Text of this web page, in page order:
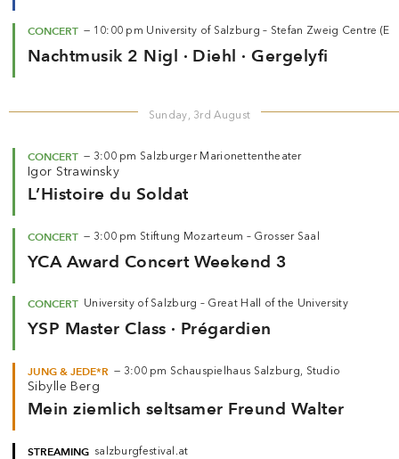
CONCERT — 10:00 pm University of Salzburg – Stefan Zweig Centre
Nachtmusik 2 Nigl · Diehl · Gergelyfi
Sunday, 3rd August
CONCERT — 3:00 pm Salzburger Marionettentheater
Igor Strawinsky
L’Histoire du Soldat
CONCERT — 3:00 pm Stiftung Mozarteum – Grosser Saal
YCA Award Concert Weekend 3
CONCERT University of Salzburg – Great Hall of the University
YSP Master Class · Prégardien
JUNG & JEDE*R — 3:00 pm Schauspielhaus Salzburg, Studio
Sibylle Berg
Mein ziemlich seltsamer Freund Walter
STREAMING salzburgfestival.at